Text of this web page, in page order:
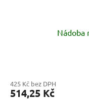
Nádoba
425 Kč bez DPH
514,25 Kč